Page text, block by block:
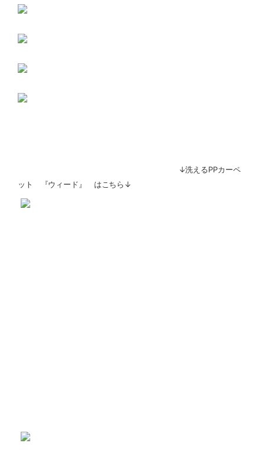
↓洗えるPPカーペ
ット 『ウィード』 はこちら↓